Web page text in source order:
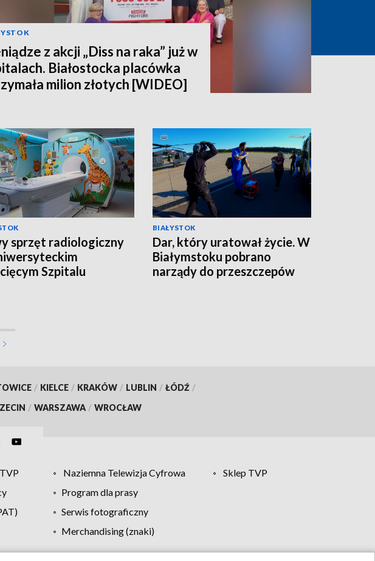
z akcji „Diss na raka” już w
Białostocka placówka
milion złotych [WIDEO]
sprzęt radiologiczny
Szpitalu
BIAŁYSTOK
Dar, który uratował życie. W
Białymstoku pobrano
narządy do przeszczepów
/ KIELCE / KRAKÓW / LUBLIN / ŁÓDŹ /
/ WARSZAWA / WROCŁAW
Naziemna Telewizja Cyfrowa
Sklep TVP
Program dla prasy
Serwis fotograficzny
Merchandising (znaki)